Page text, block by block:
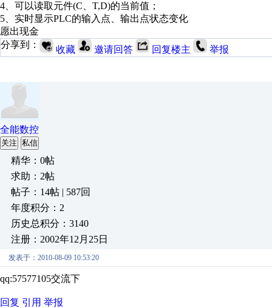
4、可以读取元件(C、T,D)的当前值；
5、实时显示PLC的输入点、输出点状态变化
愿出现金
分享到：
收藏 邀请回答 回复楼主 举报
全能数控
关注 私信
精华：0帖
求助：2帖
帖子：14帖 | 587回
年度积分：2
历史总积分：3140
注册：2002年12月25日
发表于：2010-08-09 10:53:20
qq:57577105交流下
回复 引用 举报